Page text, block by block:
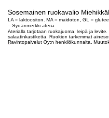
Sosemainen ruokavalio
LA = laktoositon, MA = maidoton, GL =
= Sydänmerkki-ateria
Aterialla tarjotaan ruokajuoma, leipä ja
salaatinkastiketta. Ruokien tarkemmat
Ravintopalvelut Oy:n henkilökunnalta.